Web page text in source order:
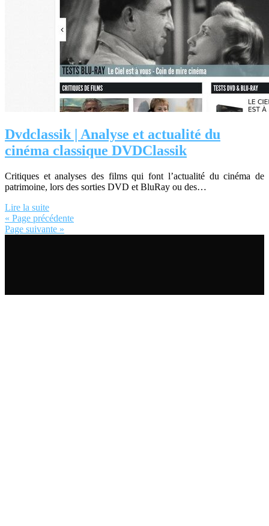
Dvdclassik | Analyse et actualité du
cinéma classique DVDClassik
Critiques et analyses des films qui font l’actualité du cinéma de
patrimoine, lors des sorties DVD et BluRay ou des…
Lire la suite
« Page précédente
Page suivante »